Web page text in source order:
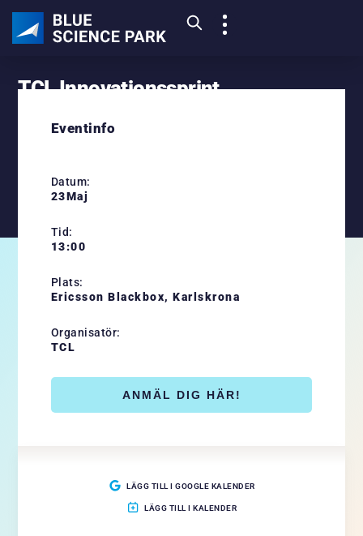
TCL Innovationssprint
Eventinfo
Datum:
23Maj
Tid:
13:00
Plats:
Ericsson Blackbox, Karlskrona
Organisatör:
TCL
ANMÄL DIG HÄR!
LÄGG TILL I GOOGLE KALENDER
LÄGG TILL I KALENDER